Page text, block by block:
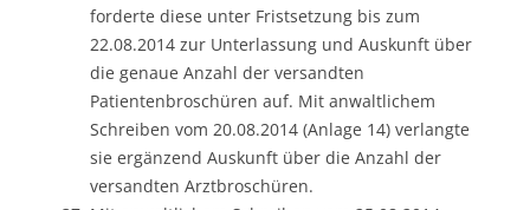
forderte diese unter Fristsetzung bis zum
22.08.2014 zur Unterlassung und Auskunft über
die genaue Anzahl der versandten
Patientenbroschüren auf. Mit anwaltlichem
Schreiben vom 20.08.2014 (Anlage 14) verlangte
sie ergänzend Auskunft über die Anzahl der
versandten Arztbroschüren.